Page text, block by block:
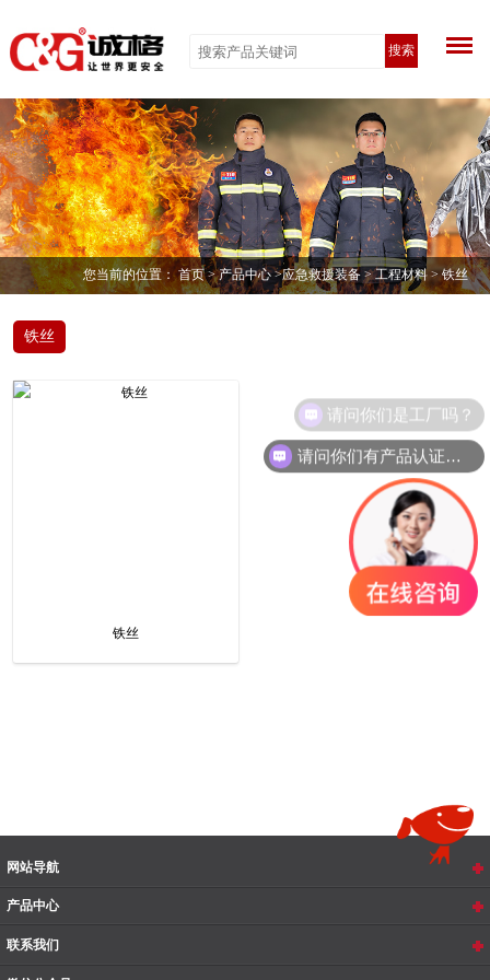
搜索
您当前的位置：首页>产品中心>应急救援装备 >工程材料 > 铁丝
铁丝
铁丝
网站导航
产品中心
联系我们
请问你们是工厂吗？